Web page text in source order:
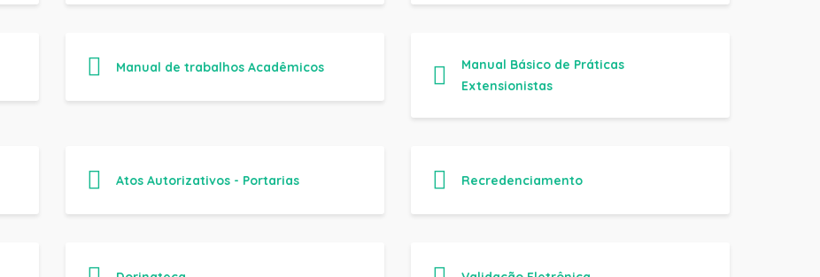
Manual de trabalhos Acadêmicos
Manual Básico de Práticas
Extensionistas
Atos Autorizativos - Portarias Recredenciamento